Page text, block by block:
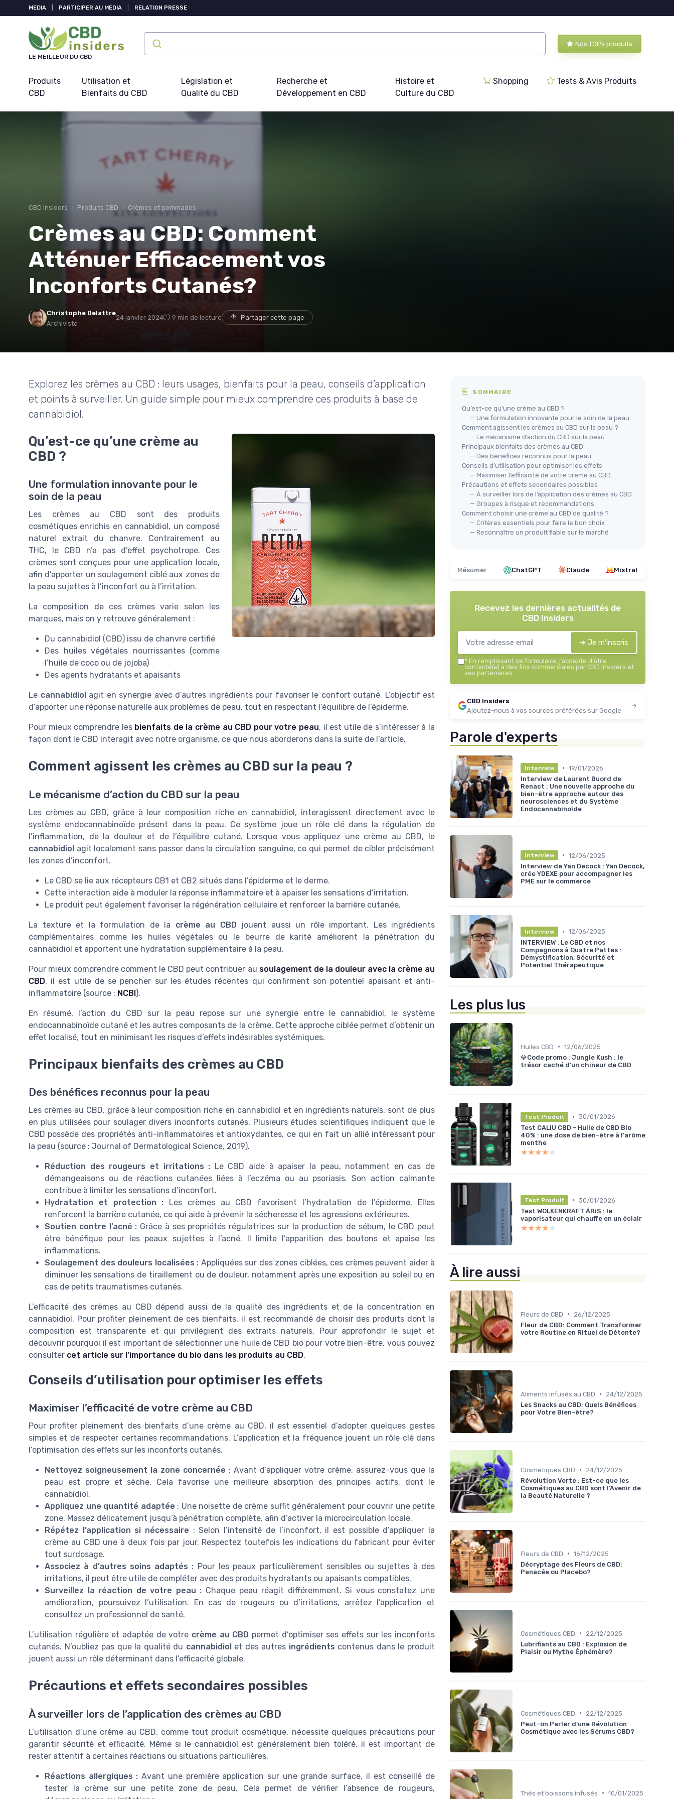
MEDIA PARTICIPER AU MEDIA RELATION PRESSE
LE MEILLEUR DU CBD
Nos TOPs produits
Produits
CBD
Utilisation et
Bienfaits du CBD
Législation et
Qualité du CBD
Recherche et
Développement en CBD
Histoire et
Culture du CBD
Shopping Tests & Avis Produits
CBD Insiders Produits CBD Crèmes et pommades
Crèmes au CBD: Comment
Atténuer Efficacement vos
Inconforts Cutanés?
Christophe Delattre
Archiviste
24 janvier 2024 9 min de lecture Partager cette page
Explorez les crèmes au CBD : leurs usages, bienfaits pour la peau, conseils d’application
et points à surveiller. Un guide simple pour mieux comprendre ces produits à base de
cannabidiol.
Qu’est-ce qu’une crème au
CBD ?
Une formulation innovante pour le
soin de la peau
Les crèmes au CBD sont des produits
cosmétiques enrichis en cannabidiol, un composé
naturel extrait du chanvre. Contrairement au
THC, le CBD n’a pas d’effet psychotrope. Ces
crèmes sont conçues pour une application locale,
afin d’apporter un soulagement ciblé aux zones de
la peau sujettes à l’inconfort ou à l’irritation.
La composition de ces crèmes varie selon les
marques, mais on y retrouve généralement :
Du cannabidiol (CBD) issu de chanvre certifié
Des huiles végétales nourrissantes (comme
l’huile de coco ou de jojoba)
Des agents hydratants et apaisants
Le cannabidiol agit en synergie avec d’autres ingrédients pour favoriser le confort cutané. L’objectif est
d’apporter une réponse naturelle aux problèmes de peau, tout en respectant l’équilibre de l’épiderme.
Pour mieux comprendre les bienfaits de la crème au CBD pour votre peau, il est utile de s’intéresser à la
façon dont le CBD interagit avec notre organisme, ce que nous aborderons dans la suite de l’article.
Comment agissent les crèmes au CBD sur la peau ?
Le mécanisme d’action du CBD sur la peau
Les crèmes au CBD, grâce à leur composition riche en cannabidiol, interagissent directement avec le
système endocannabinoïde présent dans la peau. Ce système joue un rôle clé dans la régulation de
l’inflammation, de la douleur et de l’équilibre cutané. Lorsque vous appliquez une crème au CBD, le
cannabidiol agit localement sans passer dans la circulation sanguine, ce qui permet de cibler précisément
les zones d’inconfort.
Le CBD se lie aux récepteurs CB1 et CB2 situés dans l’épiderme et le derme.
Cette interaction aide à moduler la réponse inflammatoire et à apaiser les sensations d’irritation.
Le produit peut également favoriser la régénération cellulaire et renforcer la barrière cutanée.
La texture et la formulation de la crème au CBD jouent aussi un rôle important. Les ingrédients
complémentaires comme les huiles végétales ou le beurre de karité améliorent la pénétration du
cannabidiol et apportent une hydratation supplémentaire à la peau.
Pour mieux comprendre comment le CBD peut contribuer au soulagement de la douleur avec la crème au
CBD, il est utile de se pencher sur les études récentes qui confirment son potentiel apaisant et anti-
inflammatoire (source : NCBI).
En résumé, l’action du CBD sur la peau repose sur une synergie entre le cannabidiol, le système
endocannabinoïde cutané et les autres composants de la crème. Cette approche ciblée permet d’obtenir un
effet localisé, tout en minimisant les risques d’effets indésirables systémiques.
Principaux bienfaits des crèmes au CBD
Des bénéfices reconnus pour la peau
Les crèmes au CBD, grâce à leur composition riche en cannabidiol et en ingrédients naturels, sont de plus
en plus utilisées pour soulager divers inconforts cutanés. Plusieurs études scientifiques indiquent que le
CBD possède des propriétés anti-inflammatoires et antioxydantes, ce qui en fait un allié intéressant pour
la peau (source : Journal of Dermatological Science, 2019).
Réduction des rougeurs et irritations : Le CBD aide à apaiser la peau, notamment en cas de
démangeaisons ou de réactions cutanées liées à l’eczéma ou au psoriasis. Son action calmante
contribue à limiter les sensations d’inconfort.
Hydratation et protection : Les crèmes au CBD favorisent l’hydratation de l’épiderme. Elles
renforcent la barrière cutanée, ce qui aide à prévenir la sécheresse et les agressions extérieures.
Soutien contre l’acné : Grâce à ses propriétés régulatrices sur la production de sébum, le CBD peut
être bénéfique pour les peaux sujettes à l’acné. Il limite l’apparition des boutons et apaise les
inflammations.
Soulagement des douleurs localisées : Appliquées sur des zones ciblées, ces crèmes peuvent aider à
diminuer les sensations de tiraillement ou de douleur, notamment après une exposition au soleil ou en
cas de petits traumatismes cutanés.
L’efficacité des crèmes au CBD dépend aussi de la qualité des ingrédients et de la concentration en
cannabidiol. Pour profiter pleinement de ces bienfaits, il est recommandé de choisir des produits dont la
composition est transparente et qui privilégient des extraits naturels. Pour approfondir le sujet et
découvrir pourquoi il est important de sélectionner une huile de CBD bio pour votre bien-être, vous pouvez
consulter cet article sur l’importance du bio dans les produits au CBD.
Conseils d’utilisation pour optimiser les effets
Maximiser l’efficacité de votre crème au CBD
Pour profiter pleinement des bienfaits d’une crème au CBD, il est essentiel d’adopter quelques gestes
simples et de respecter certaines recommandations. L’application et la fréquence jouent un rôle clé dans
l’optimisation des effets sur les inconforts cutanés.
Nettoyez soigneusement la zone concernée : Avant d’appliquer votre crème, assurez-vous que la
peau est propre et sèche. Cela favorise une meilleure absorption des principes actifs, dont le
cannabidiol.
Appliquez une quantité adaptée : Une noisette de crème suffit généralement pour couvrir une petite
zone. Massez délicatement jusqu’à pénétration complète, afin d’activer la microcirculation locale.
Répétez l’application si nécessaire : Selon l’intensité de l’inconfort, il est possible d’appliquer la
crème au CBD une à deux fois par jour. Respectez toutefois les indications du fabricant pour éviter
tout surdosage.
Associez à d’autres soins adaptés : Pour les peaux particulièrement sensibles ou sujettes à des
irritations, il peut être utile de compléter avec des produits hydratants ou apaisants compatibles.
Surveillez la réaction de votre peau : Chaque peau réagit différemment. Si vous constatez une
amélioration, poursuivez l’utilisation. En cas de rougeurs ou d’irritations, arrêtez l’application et
consultez un professionnel de santé.
L’utilisation régulière et adaptée de votre crème au CBD permet d’optimiser ses effets sur les inconforts
cutanés. N’oubliez pas que la qualité du cannabidiol et des autres ingrédients contenus dans le produit
jouent aussi un rôle déterminant dans l’efficacité globale.
Précautions et effets secondaires possibles
À surveiller lors de l’application des crèmes au CBD
L’utilisation d’une crème au CBD, comme tout produit cosmétique, nécessite quelques précautions pour
garantir sécurité et efficacité. Même si le cannabidiol est généralement bien toléré, il est important de
rester attentif à certaines réactions ou situations particulières.
Réactions allergiques : Avant une première application sur une grande surface, il est conseillé de
tester la crème sur une petite zone de peau. Cela permet de vérifier l’absence de rougeurs,
SOMMAIRE
Qu’est-ce qu’une crème au CBD ?
— Une formulation innovante pour le soin de la peau
Comment agissent les crèmes au CBD sur la peau ?
— Le mécanisme d’action du CBD sur la peau
Principaux bienfaits des crèmes au CBD
— Des bénéfices reconnus pour la peau
Conseils d’utilisation pour optimiser les effets
— Maximiser l’efficacité de votre crème au CBD
Précautions et effets secondaires possibles
— À surveiller lors de l’application des crèmes au CBD
— Groupes à risque et recommandations
Comment choisir une crème au CBD de qualité ?
— Critères essentiels pour faire le bon choix
— Reconnaître un produit fiable sur le marché
Résumer ChatGPT Claude Mistral
Recevez les dernières actualités de
CBD Insiders
➔ Je m'inscris
* En remplissant ce formulaire, j’accepte d’être
contacté(e) à des fins commerciales par CBD Insiders et
ses partenaires.
CBD Insiders
Ajoutez-nous à vos sources préférées sur Google
Parole d'experts
Interview • 19/01/2026
Interview de Laurent Buord de
Renact : Une nouvelle approche du
bien-être approche autour des
neurosciences et du Système
Endocannabinoïde
Interview • 12/06/2025
Interview de Yan Decock : Yan Decock,
crée YDEXE pour accompagner les
PME sur le commerce
Interview • 12/06/2025
INTERVIEW : Le CBD et nos
Compagnons à Quatre Pattes :
Démystification, Sécurité et
Potentiel Thérapeutique
Les plus lus
Huiles CBD • 12/06/2025
💎Code promo : Jungle Kush : le
trésor caché d’un chineur de CBD
Test Produit • 30/01/2026
Test CALIU CBD - Huile de CBD Bio
40% : une dose de bien-être à l'arôme
menthe
★★★★★
★★★★★
Test Produit • 30/01/2026
Test WOLKENKRAFT ÄRiS : le
vaporisateur qui chauffe en un éclair
★★★★★
★★★★★
À lire aussi
Fleurs de CBD •
26/12/2025
Fleur de CBD: Comment Transformer
votre Routine en Rituel de Détente?
Aliments infusés au CBD •
24/12/2025
Les Snacks au CBD: Quels Bénéfices
pour Votre Bien-être?
Cosmétiques CBD •
24/12/2025
Révolution Verte : Est-ce que les
Cosmétiques au CBD sont l'Avenir de
la Beauté Naturelle ?
Fleurs de CBD • 16/12/2025
Décryptage des Fleurs de CBD:
Panacée ou Placebo?
Cosmétiques CBD •
22/12/2025
Lubrifiants au CBD : Explosion de
Plaisir ou Mythe Éphémère?
Cosmétiques CBD •
22/12/2025
Peut-on Parler d’une Révolution
Cosmétique avec les Sérums CBD?
Thés et boissons infusés • 10/01/2025
Panneau de gestion des cookies